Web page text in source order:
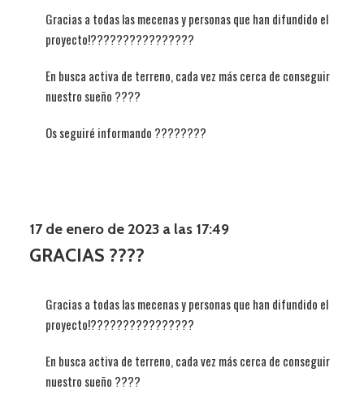
Gracias a todas las mecenas y personas que han difundido el
proyecto!????????????????
En busca activa de terreno, cada vez más cerca de conseguir
nuestro sueño ????
Os seguiré informando ????????
17 de enero de 2023 a las 17:49
GRACIAS ????
Gracias a todas las mecenas y personas que han difundido el
proyecto!????????????????
En busca activa de terreno, cada vez más cerca de conseguir
nuestro sueño ????